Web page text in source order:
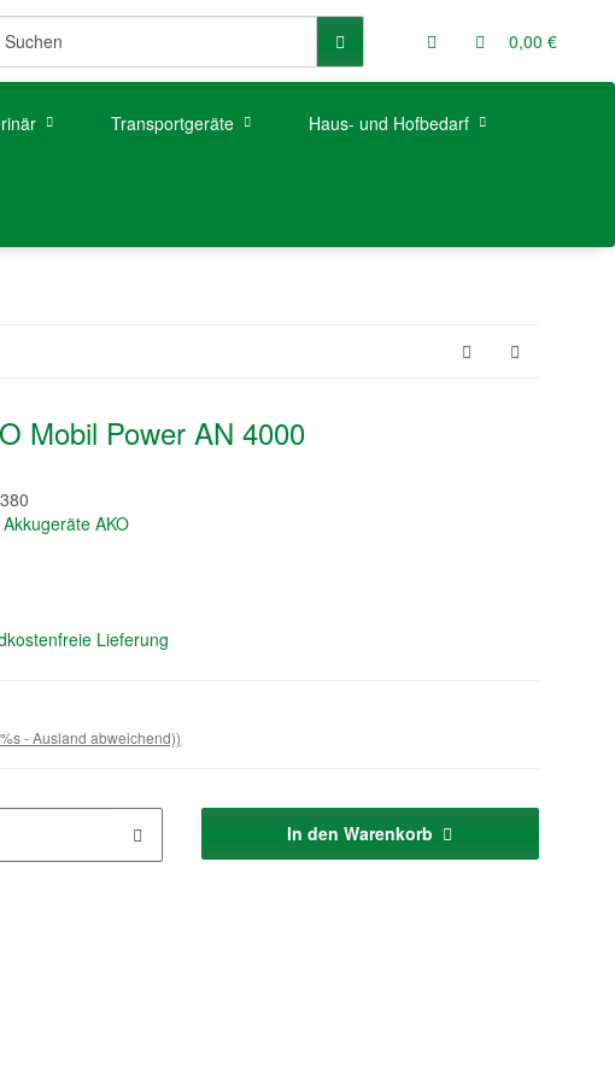
0,00 €
Transportgeräte Haus- und Hofbedarf
Mobil Power AN 4000
AKO
Lieferung
- Ausland abweichend))
In den Warenkorb